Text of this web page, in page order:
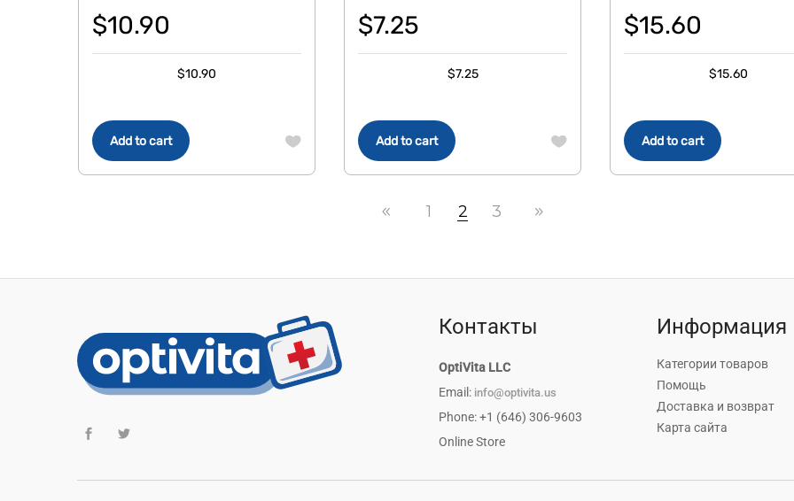
Add to cart
$10.90
$10.90
Add to cart
$7.25
$7.25
Add to cart
$15.60
$15.60
1 2 3
Контакты
OptiVita LLC
Email: info@optivita.us
Phone: +1 (646) 306-9603
Online Store
Информация
Категории товаров
Помощь
Доставка и возврат
Карта сайта